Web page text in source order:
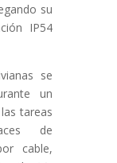
su
IP54
se
un
tareas
de
cable,